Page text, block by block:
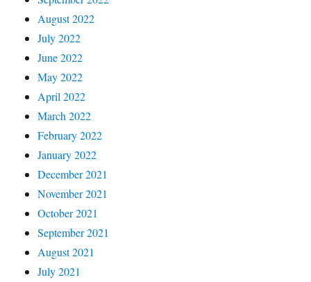
August 2022
July 2022
June 2022
May 2022
April 2022
March 2022
February 2022
January 2022
December 2021
November 2021
October 2021
September 2021
August 2021
July 2021